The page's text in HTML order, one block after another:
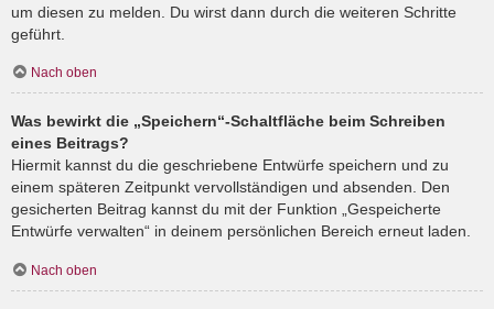
um diesen zu melden. Du wirst dann durch die weiteren Schritte
geführt.
Nach oben
Was bewirkt die „Speichern“-Schaltfläche beim Schreiben
eines Beitrags?
Hiermit kannst du die geschriebene Entwürfe speichern und zu
einem späteren Zeitpunkt vervollständigen und absenden. Den
gesicherten Beitrag kannst du mit der Funktion „Gespeicherte
Entwürfe verwalten“ in deinem persönlichen Bereich erneut laden.
Nach oben